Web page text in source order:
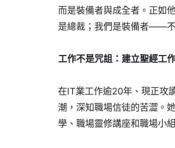
而是裝備者與成全者。正如
是總裁；我們是裝備者——不
工作不是咒詛：建立聖經工
在IT業工作逾20年、現正攻
潮，深知職場信徒的苦澀。
學、職場靈修講座和職場小